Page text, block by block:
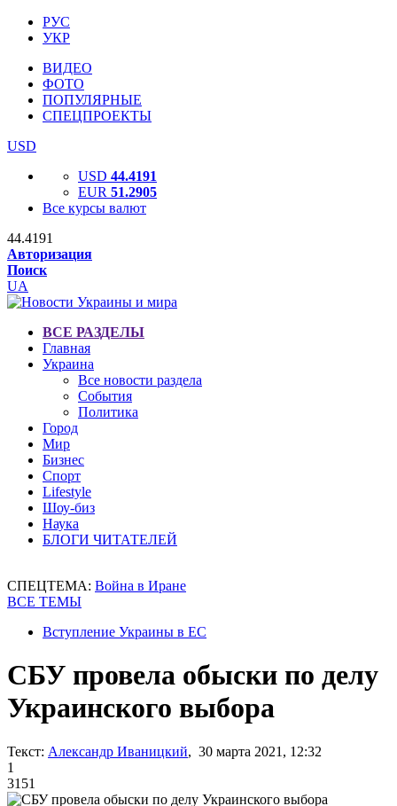
РУС
УКР
ВИДЕО
ФОТО
ПОПУЛЯРНЫЕ
СПЕЦПРОЕКТЫ
USD
USD 44.4191
EUR 51.2905
Все курсы валют
44.4191
Авторизация
Поиск
UA
ВСЕ РАЗДЕЛЫ
Главная
Украина
Все новости раздела
События
Политика
Город
Мир
Бизнес
Спорт
Lifestyle
Шоу-биз
Наука
БЛОГИ ЧИТАТЕЛЕЙ
СПЕЦТЕМА: Война в Иране
ВСЕ ТЕМЫ
Вступление Украины в ЕС
СБУ провела обыски по делу
Украинского выбора
Текст: Александр Иваницкий, 30 марта 2021, 12:32
1
3151